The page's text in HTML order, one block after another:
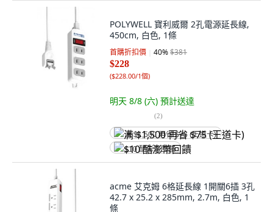
POLYWELL 寶利威爾 2孔電源延長線,
450cm, 白色, 1條
首購折扣價 40%$381
$228
($228.00/1個)
明天 8/8 (六) 預計送達
(2)
满 $1,500 再省 $75 (王道卡)
$10 酷澎幣回饋
acme 艾克姆 6格延長線 1開關6插 3孔
42.7 x 25.2 x 285mm, 2.7m, 白色, 1
條